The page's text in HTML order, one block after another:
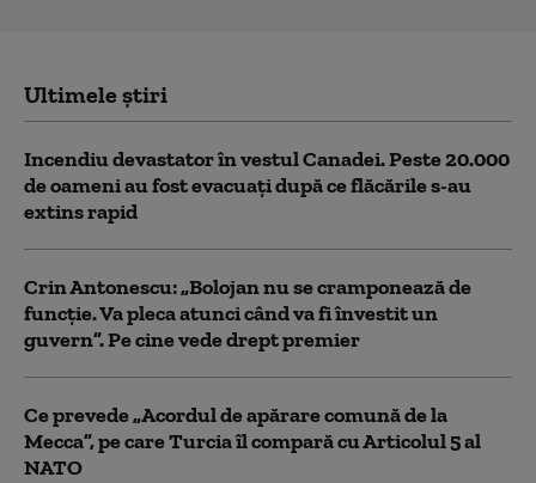
Ultimele știri
Incendiu devastator în vestul Canadei. Peste 20.000
de oameni au fost evacuați după ce flăcările s-au
extins rapid
Crin Antonescu: „Bolojan nu se cramponează de
funcție. Va pleca atunci când va fi învestit un
guvern”. Pe cine vede drept premier
Ce prevede „Acordul de apărare comună de la
Mecca”, pe care Turcia îl compară cu Articolul 5 al
NATO